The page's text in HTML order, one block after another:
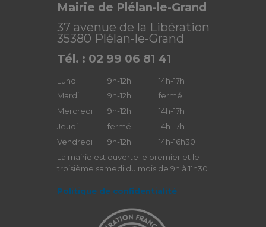
Mairie de Plélan-le-Grand
37 avenue de la Libération
35380 Plélan-le-Grand
Tél. : 02 99 06 81 41
Lundi 9h-12h
14h-17h
Mardi
9h-12h
fermé
Mercredi
9h-12h
14h-17h
Jeudi
fermé
14h-17h
Vendredi
9h-12h
14h-16h30
La mairie est ouverte le premier et le
troisième samedi du mois de 9h à 11h30
Politique de confidentialité